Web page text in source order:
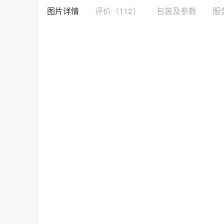
图片详情 评价 （112） 包装及参数 服